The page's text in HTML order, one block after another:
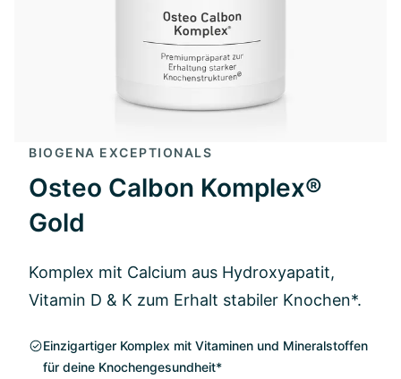
BIOGENA EXCEPTIONALS
Osteo Calbon Komplex®
Gold
Komplex mit Calcium aus Hydroxyapatit,
Vitamin D & K zum Erhalt stabiler Knochen*.
Einzigartiger Komplex mit Vitaminen und Mineralstoffen
für deine Knochengesundheit*